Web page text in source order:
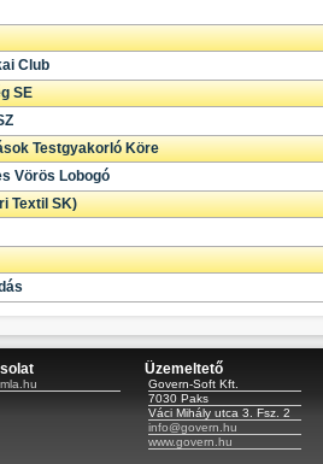
Club
SE
Testgyakorló Köre
Vörös Lobogó
Textil SK)
Üzemeltető
Govern-Soft Kft.
7030 Paks
Váci Mihály utca 3. Fsz. 2
info@govern.hu
www.govern.hu